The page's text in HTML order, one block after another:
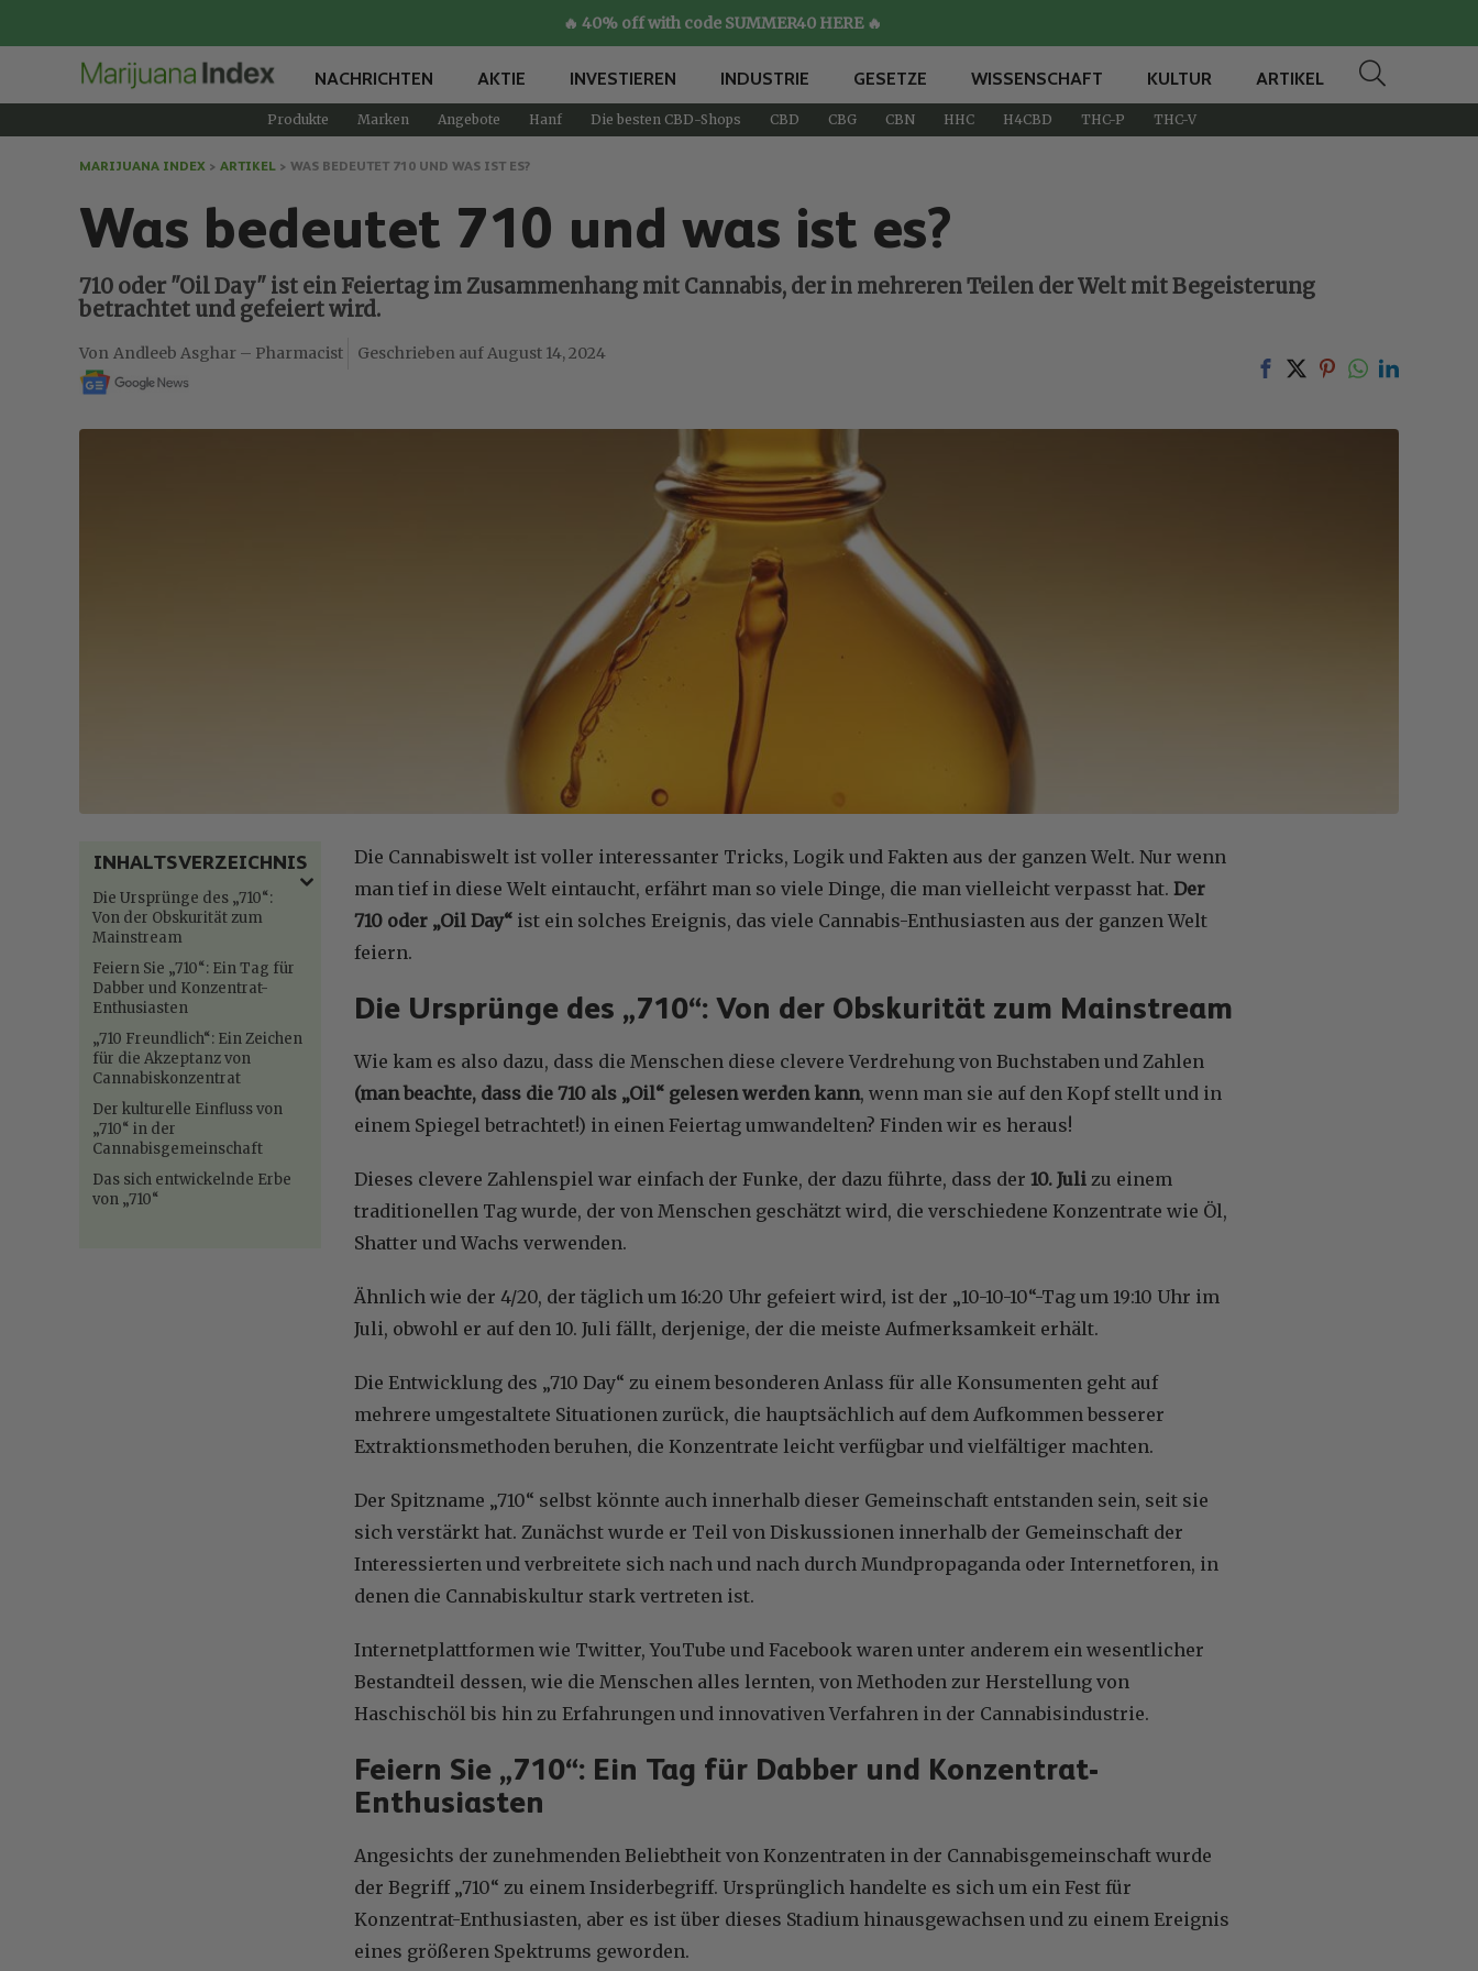
🔥 40% off with code SUMMER40 HERE 🔥
NACHRICHTEN AKTIE INVESTIEREN INDUSTRIE GESETZE WISSENSCHAFT KULTUR ARTIKEL
Produkte Marken Angebote Hanf Die besten CBD-Shops CBD CBG CBN HHC H4CBD THC-P THC-V
MARIJUANA INDEX > ARTIKEL > WAS BEDEUTET 710 UND WAS IST ES?
Was bedeutet 710 und was ist es?
710 oder "Oil Day" ist ein Feiertag im Zusammenhang mit Cannabis, der in mehreren Teilen der Welt mit Begeisterung
betrachtet und gefeiert wird.
Andleeb Asghar – Pharmacist August 14, 2024
INHALTSVERZEICHNIS
Die Ursprünge des „710“:
Von der Obskurität zum
Mainstream
Feiern Sie „710“: Ein Tag für
Dabber und Konzentrat-
Enthusiasten
„710 Freundlich“: Ein Zeichen
für die Akzeptanz von
Cannabiskonzentrat
Der kulturelle Einfluss von
„710“ in der
Cannabisgemeinschaft
Das sich entwickelnde Erbe
von „710“
Die Cannabiswelt ist voller interessanter Tricks, Logik und Fakten aus der ganzen Welt. Nur wenn
man tief in diese Welt eintaucht, erfährt man so viele Dinge, die man vielleicht verpasst hat. Der
710 oder „Oil Day“ ist ein solches Ereignis, das viele Cannabis-Enthusiasten aus der ganzen Welt
feiern.
Die Ursprünge des „710“: Von der Obskurität zum Mainstream
Wie kam es also dazu, dass die Menschen diese clevere Verdrehung von Buchstaben und Zahlen
(man beachte, dass die 710 als „Oil“ gelesen werden kann, wenn man sie auf den Kopf stellt und in
einem Spiegel betrachtet!) in einen Feiertag umwandelten? Finden wir es heraus!
Dieses clevere Zahlenspiel war einfach der Funke, der dazu führte, dass der 10. Juli zu einem
traditionellen Tag wurde, der von Menschen geschätzt wird, die verschiedene Konzentrate wie Öl,
Shatter und Wachs verwenden.
Ähnlich wie der 4/20, der täglich um 16:20 Uhr gefeiert wird, ist der „10-10-10“-Tag um 19:10 Uhr im
Juli, obwohl er auf den 10. Juli fällt, derjenige, der die meiste Aufmerksamkeit erhält.
Die Entwicklung des „710 Day“ zu einem besonderen Anlass für alle Konsumenten geht auf
mehrere umgestaltete Situationen zurück, die hauptsächlich auf dem Aufkommen besserer
Extraktionsmethoden beruhen, die Konzentrate leicht verfügbar und vielfältiger machten.
Der Spitzname „710“ selbst könnte auch innerhalb dieser Gemeinschaft entstanden sein, seit sie
sich verstärkt hat. Zunächst wurde er Teil von Diskussionen innerhalb der Gemeinschaft der
Interessierten und verbreitete sich nach und nach durch Mundpropaganda oder Internetforen, in
denen die Cannabiskultur stark vertreten ist.
Internetplattformen wie Twitter, YouTube und Facebook waren unter anderem ein wesentlicher
Bestandteil dessen, wie die Menschen alles lernten, von Methoden zur Herstellung von
Haschischöl bis hin zu Erfahrungen und innovativen Verfahren in der Cannabisindustrie.
Feiern Sie „710“: Ein Tag für Dabber und Konzentrat-
Enthusiasten
Angesichts der zunehmenden Beliebtheit von Konzentraten in der Cannabisgemeinschaft wurde
der Begriff „710“ zu einem Insiderbegriff. Ursprünglich handelte es sich um ein Fest für
Konzentrat-Enthusiasten, aber es ist über dieses Stadium hinausgewachsen und zu einem Ereignis
eines größeren Spektrums geworden.